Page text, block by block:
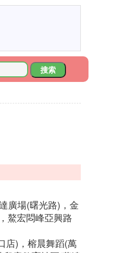
搜索
廣場(曙光路)，金
鰲宏悶峰亞興路
店)，榕晨舞蹈(萬